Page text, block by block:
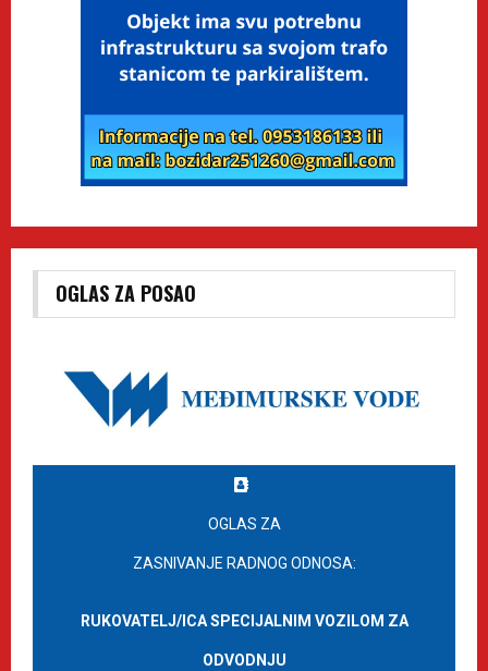
OGLAS ZA POSAO
OGLAS ZA
ZASNIVANJE RADNOG ODNOSA:
RUKOVATELJ/ICA SPECIJALNIM VOZILOM ZA
ODVODNJU